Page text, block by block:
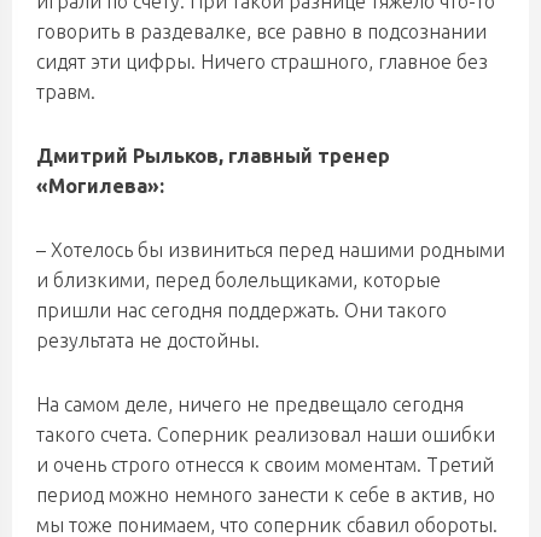
говорить в раздевалке, все равно в подсознании
сидят эти цифры. Ничего страшного, главное без
травм.
Дмитрий Рыльков, главный тренер
«Могилева»:
– Хотелось бы извиниться перед нашими родными
и близкими, перед болельщиками, которые
пришли нас сегодня поддержать. Они такого
результата не достойны.
На самом деле, ничего не предвещало сегодня
такого счета. Соперник реализовал наши ошибки
и очень строго отнесся к своим моментам. Третий
период можно немного занести к себе в актив, но
мы тоже понимаем, что соперник сбавил обороты.